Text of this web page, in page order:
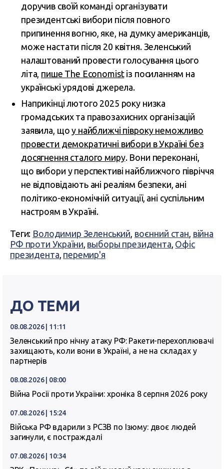
доручив своїй команді організувати
президентські вибори після повного
припинення вогню, яке, на думку американців,
може настати після 20 квітня. Зеленський
налаштований провести голосування цього
літа, пише The Economistіз посиланням на
українські урядові джерела.
Наприкінці лютого 2025 року низка
громадських та правозахисних організацій
заявила, щоу найближчі півроку неможливо
провести демократичні вибори в Україні без
досягнення сталого миру. Вони переконані,
що вибори у перспективі найближчого півріччя
не відповідають ані реаліям безпеки, ані
політико-економічній ситуації, ані суспільним
настроям в Україні.
Теги: Володимир Зеленський, воєнний стан, війна
РФ проти України, выборы президента, Офіс
президента, перемир'я
ДО ТЕМИ
08.08.2026 | 11:11
Зеленський про нічну атаку РФ: Ракети-перехоплювачі
захищають, коли вони в Україні, а не на складах у
партнерів
08.08.2026 | 08:00
Війна Росії проти України: хроніка 8 серпня 2026 року
07.08.2026 | 15:24
Війська РФ вдарили з РСЗВ по Ізюму: двоє людей
загинули, є постраждалі
07.08.2026 | 10:34